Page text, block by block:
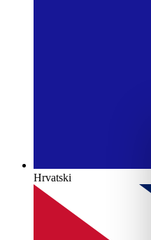
Hrvatski